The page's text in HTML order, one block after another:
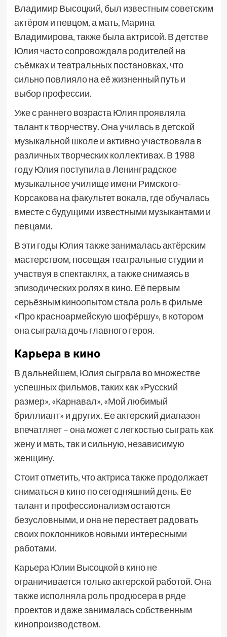
Владимир Высоцкий, был известным советским
актёром и певцом, а мать, Марина
Владимирова, также была актрисой. В детстве
Юлия часто сопровождала родителей на
съёмках и театральных постановках, что
сильно повлияло на её жизненный путь и
выбор профессии.
Уже с раннего возраста Юлия проявляла
талант к творчеству. Она училась в детской
музыкальной школе и активно участвовала в
различных творческих коллективах. В 1988
году Юлия поступила в Ленинградское
музыкальное училище имени Римского-
Корсакова на факультет вокала, где обучалась
вместе с будущими известными музыкантами и
певцами.
В эти годы Юлия также занималась актёрским
мастерством, посещая театральные студии и
участвуя в спектаклях, а также снимаясь в
эпизодических ролях в кино. Её первым
серьёзным киноопытом стала роль в фильме
«Про красноармейскую шофёршу», в котором
она сыграла дочь главного героя.
Карьера в кино
В дальнейшем, Юлия сыграла во множестве
успешных фильмов, таких как «Русский
размер», «Карнавал», «Мой любимый
бриллиант» и других. Ее актерский диапазон
впечатляет – она может с легкостью сыграть как
жену и мать, так и сильную, независимую
женщину.
Стоит отметить, что актриса также продолжает
сниматься в кино по сегодняшний день. Ее
талант и профессионализм остаются
безусловными, и она не перестает радовать
своих поклонников новыми интересными
работами.
Карьера Юлии Высоцкой в кино не
ограничивается только актерской работой. Она
также исполняла роль продюсера в ряде
проектов и даже занималась собственным
кинопроизводством.